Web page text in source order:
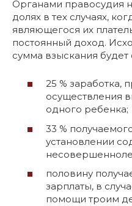
Органами правосудия
долях в тех случаях,
являющегося их
постоянный доход.
сумма взыскания будет
25 % заработка,
осуществления
одного ребенка;
33 %
установлении
половину
зарплаты, в
помощи троим